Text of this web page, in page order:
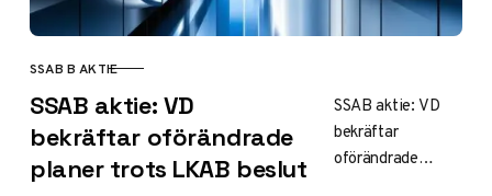
KATEGORI
SSAB B AKTIE
SSAB aktie: VD
bekräftar oförändrade
planer trots LKAB beslut
SSAB aktie: VD
bekräftar
oförändrade